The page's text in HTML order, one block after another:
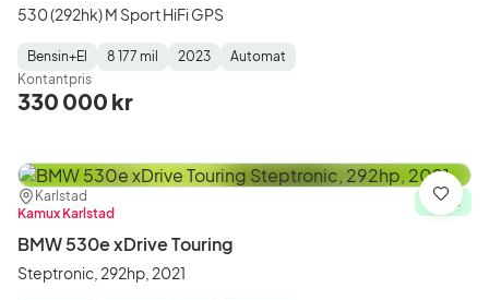
530 (292hk) M Sport HiFi GPS
Fuel
Type:
Bensin+El
Mätarställning:
8 177 mil
Model
Year:
2023
Gearbox
Type:
Automat
Kontantpris
330 000 kr
Plats:
Karlstad
Återförsäljare:
Kamux Karlstad
I lager
BMW 530e xDrive Touring
Steptronic, 292hp, 2021
Spara